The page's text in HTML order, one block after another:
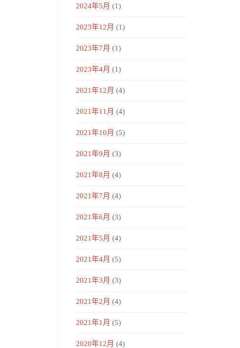
2024年5月 (1)
2023年12月 (1)
2023年7月 (1)
2023年4月 (1)
2021年12月 (4)
2021年11月 (4)
2021年10月 (5)
2021年9月 (3)
2021年8月 (4)
2021年7月 (4)
2021年6月 (3)
2021年5月 (4)
2021年4月 (5)
2021年3月 (3)
2021年2月 (4)
2021年1月 (5)
2020年12月 (4)